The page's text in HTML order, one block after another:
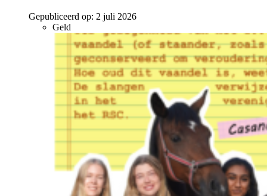
Gepubliceerd op: 2 juli 2026
Geld